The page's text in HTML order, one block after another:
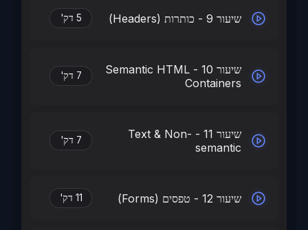
שיעור 9 - כותרות (Headers) 5 דק'
שיעור 10 - Semantic HTML
Containers
7 דק'
שיעור 11 - Text & Non-
semantic
7 דק'
שיעור 12 - טפסים (Forms) 11 דק'